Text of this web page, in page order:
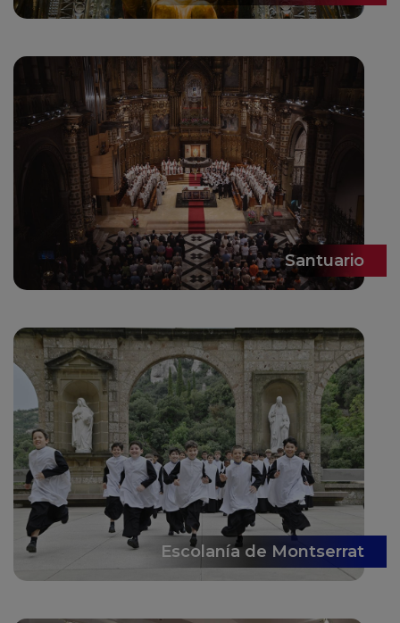
Santuario
Escolanía de Montserrat